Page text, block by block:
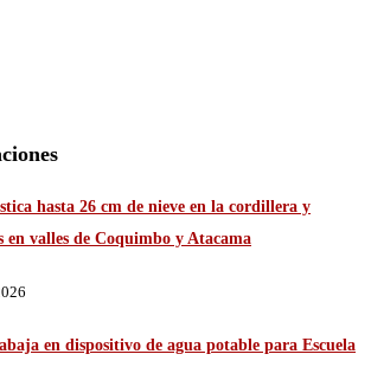
hasta 26 cm de nieve en la cordillera y
en valles de Coquimbo y Atacama
en dispositivo de agua potable para Escuela